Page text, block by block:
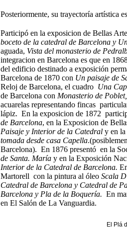
Posteriormente, su trayectoría artística
Participó en la exposicion de Bellas
boceto de la catedral de Barcelona y
aguada, Vista del monasterio de
integracion en Barcelona es que en
del edificio destinado a exposición
Barcelona de 1870 con Un paisaje de
Reloj de Barcelona, el cuadro Una
de Barcelona con Monasterio de
acuarelas representando fincas
lápiz. En la exposicion de 1872
de Barcelona, en la Exposicion de
Paisaje y Interior de la Catedral y en
tomada desde casa Capella
Barcelona). En 1876 presentó en la
de Santa. María y en la Exposición
Interior de la Catedral de Barcelona.
Martorell con la pintura al óleo Scala
Catedral de Barcelona y Catedral de
Barcelona y Pla de la Boquería. En
en El Salón de La Vanguardia.
El Plá